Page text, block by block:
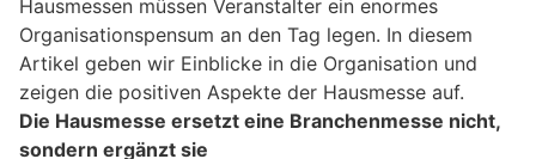
Hausmessen müssen Veranstalter ein enormes
Organisationspensum an den Tag legen. In diesem
Artikel geben wir Einblicke in die Organisation und
zeigen die positiven Aspekte der Hausmesse auf.
Die Hausmesse ersetzt eine Branchenmesse nicht,
sondern ergänzt sie